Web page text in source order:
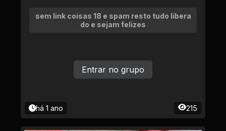
sem link coisas 18 e spam resto tudo libera
do e sejam felizes
há 1 ano 215
Entrar no grupo